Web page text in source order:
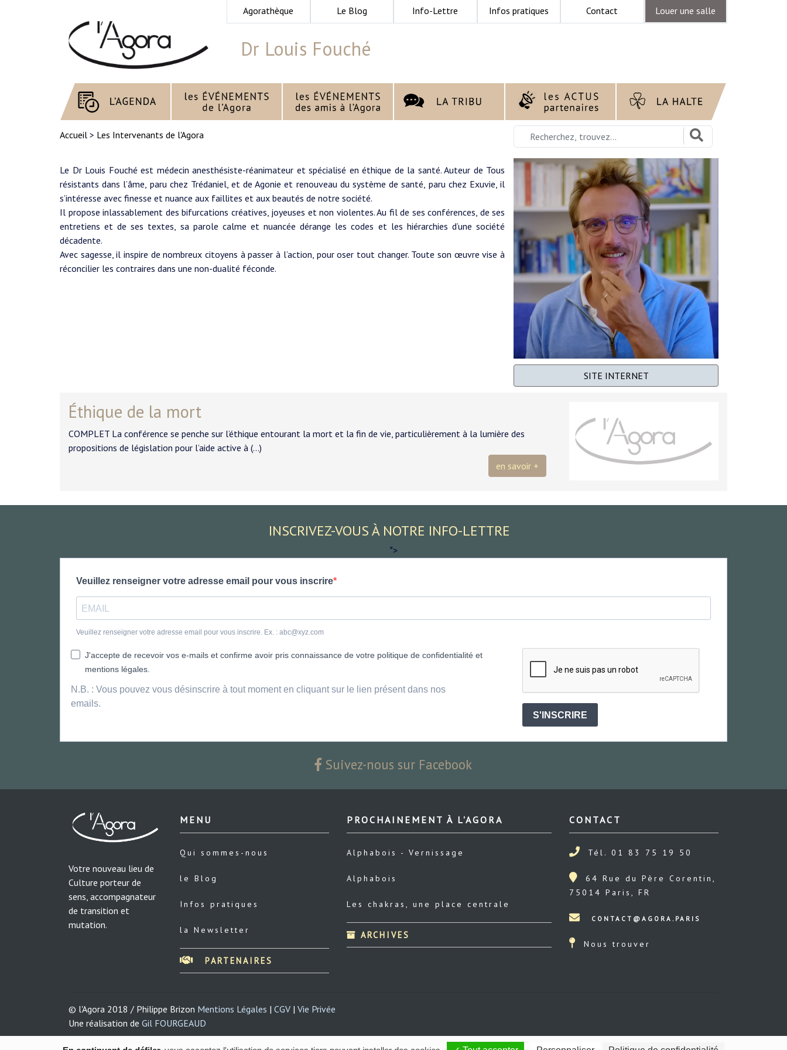
Agorathèque Le Blog Info-Lettre Infos pratiques Contact Louer une salle
Dr Louis Fouché
Accueil > Les Intervenants de l'Agora
Le Dr Louis Fouché est médecin anesthésiste-réanimateur et spécialisé en éthique de la santé. Auteur de Tous
résistants dans l’âme, paru chez Trédaniel, et de Agonie et renouveau du système de santé, paru chez Exuvie, il
s’intéresse avec finesse et nuance aux faillites et aux beautés de notre société.
Il propose inlassablement des bifurcations créatives, joyeuses et non violentes. Au fil de ses conférences, de ses
entretiens et de ses textes, sa parole calme et nuancée dérange les codes et les hiérarchies d’une société
décadente.
Avec sagesse, il inspire de nombreux citoyens à passer à l’action, pour oser tout changer. Toute son œuvre vise à
réconcilier les contraires dans une non-dualité féconde.
SITE INTERNET
Éthique de la mort
COMPLET La conférence se penche sur l’éthique entourant la mort et la fin de vie, particulièrement à la lumière des
propositions de législation pour l’aide active à (…)
en savoir +
INSCRIVEZ-VOUS À NOTRE INFO-LETTRE
">
Veuillez renseigner votre adresse email pour vous inscrire
Veuillez renseigner votre adresse email pour vous inscrire. Ex. : abc@xyz.com
J'accepte de recevoir vos e-mails et confirme avoir pris connaissance de votre politique de confidentialité et
mentions légales.
N.B. : Vous pouvez vous désinscrire à tout moment en cliquant sur le lien présent dans nos
emails.
S'INSCRIRE
Suivez-nous sur Facebook
Votre nouveau lieu de
Culture porteur de
sens, accompagnateur
de transition et
mutation.
MENU
Qui sommes-nous
le Blog
Infos pratiques
la Newsletter
PARTENAIRES
PROCHAINEMENT À L'AGORA
Alphabois - Vernissage
Alphabois
Les chakras, une place centrale
ARCHIVES
CONTACT
Tél. 01 83 75 19 50
64 Rue du Père Corentin,
75014 Paris, FR
Nous trouver
© l'Agora 2018 / Philippe Brizon Mentions Légales | CGV | Vie Privée
Une réalisation de Gil FOURGEAUD